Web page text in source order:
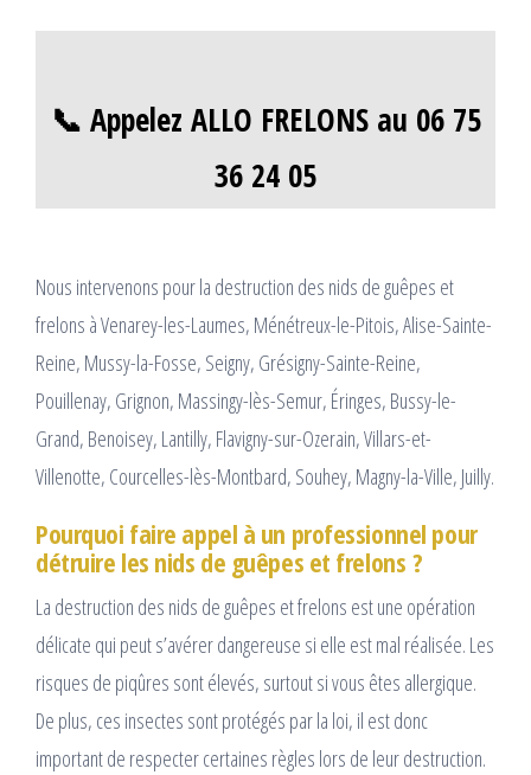
📞 Appelez ALLO FRELONS au 06 75
36 24 05
Nous intervenons pour la destruction des nids de guêpes et
frelons à Venarey-les-Laumes, Ménétreux-le-Pitois, Alise-Sainte-
Reine, Mussy-la-Fosse, Seigny, Grésigny-Sainte-Reine,
Pouillenay, Grignon, Massingy-lès-Semur, Éringes, Bussy-le-
Grand, Benoisey, Lantilly, Flavigny-sur-Ozerain, Villars-et-
Villenotte, Courcelles-lès-Montbard, Souhey, Magny-la-Ville, Juilly.
Pourquoi faire appel à un professionnel pour
détruire les nids de guêpes et frelons ?
La destruction des nids de guêpes et frelons est une opération
délicate qui peut s’avérer dangereuse si elle est mal réalisée. Les
risques de piqûres sont élevés, surtout si vous êtes allergique.
De plus, ces insectes sont protégés par la loi, il est donc
important de respecter certaines règles lors de leur destruction.